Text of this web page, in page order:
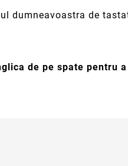
dumneavoastra de
de pe spate pentru